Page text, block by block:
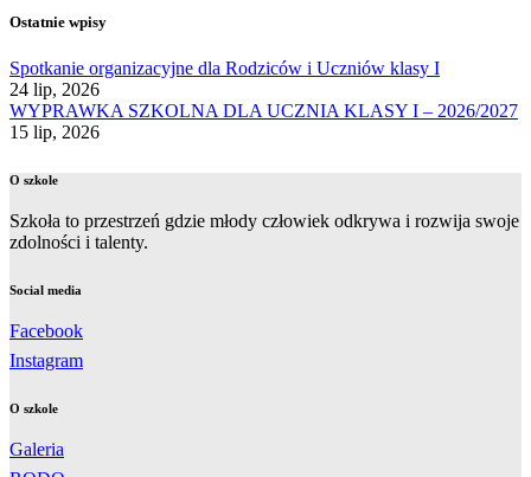
Ostatnie wpisy
Spotkanie organizacyjne dla Rodziców i Uczniów klasy I
24 lip, 2026
WYPRAWKA SZKOLNA DLA UCZNIA KLASY I – 2026/2027
15 lip, 2026
O szkole
Szkoła to przestrzeń gdzie młody człowiek odkrywa i rozwija swoje
zdolności i talenty.
Social media
Facebook
Instagram
O szkole
Galeria